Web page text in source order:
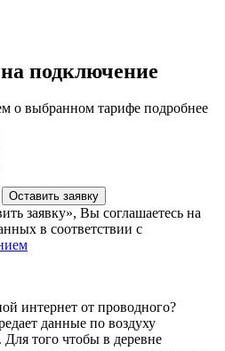
подключение
о выбранном тарифе подробнее
Оставить заявку
заявку», Вы соглашаетесь на
в соответствии с
интернет от проводного?
данные по воздуху
Для того чтобы в деревне